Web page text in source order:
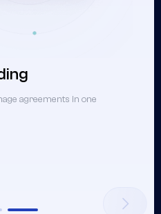
agreements in one